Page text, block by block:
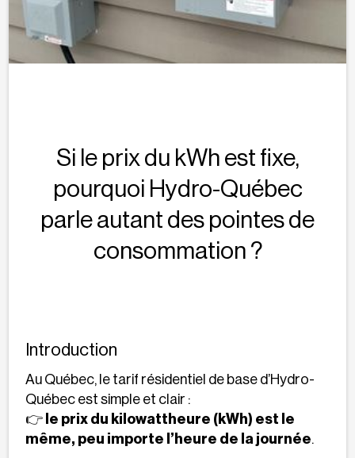
Si le prix du kWh est fixe,
pourquoi Hydro-Québec
parle autant des pointes de
consommation ?
Introduction
Au Québec, le tarif résidentiel de base d’Hydro-
Québec est simple et clair :
👉 le prix du kilowattheure (kWh) est le
même, peu importe l’heure de la journée.